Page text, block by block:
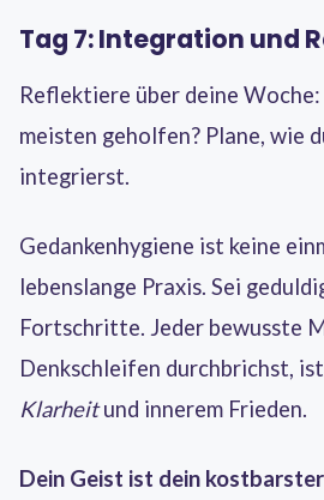
Tag 7: Integration und
Reflektiere über deine
meisten geholfen? Plane, wie
integrierst.
Gedankenhygiene ist keine
lebenslange Praxis. Sei
Fortschritte. Jeder bewusste
Denkschleifen durchbrichst,
Klarheitund innerem Frieden.
Dein Geist ist dein